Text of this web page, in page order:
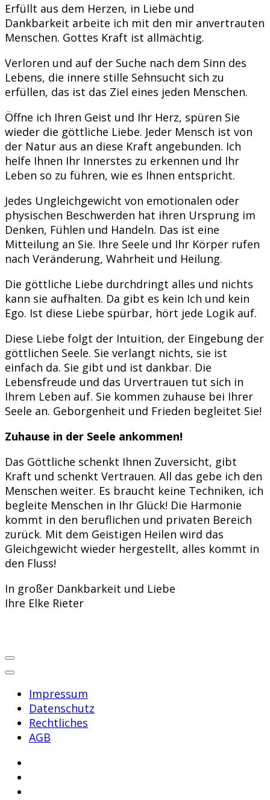
Erfüllt aus dem Herzen, in Liebe und
Dankbarkeit arbeite ich mit den mir anvertrauten
Menschen. Gottes Kraft ist allmächtig.
Verloren und auf der Suche nach dem Sinn des
Lebens, die innere stille Sehnsucht sich zu
erfüllen, das ist das Ziel eines jeden Menschen.
Öffne ich Ihren Geist und Ihr Herz, spüren Sie
wieder die göttliche Liebe. Jeder Mensch ist von
der Natur aus an diese Kraft angebunden. Ich
helfe Ihnen Ihr Innerstes zu erkennen und Ihr
Leben so zu führen, wie es Ihnen entspricht.
Jedes Ungleichgewicht von emotionalen oder
physischen Beschwerden hat ihren Ursprung im
Denken, Fühlen und Handeln. Das ist eine
Mitteilung an Sie. Ihre Seele und Ihr Körper rufen
nach Veränderung, Wahrheit und Heilung.
Die göttliche Liebe durchdringt alles und nichts
kann sie aufhalten. Da gibt es kein Ich und kein
Ego. Ist diese Liebe spürbar, hört jede Logik auf.
Diese Liebe folgt der Intuition, der Eingebung der
göttlichen Seele. Sie verlangt nichts, sie ist
einfach da. Sie gibt und ist dankbar. Die
Lebensfreude und das Urvertrauen tut sich in
Ihrem Leben auf. Sie kommen zuhause bei Ihrer
Seele an. Geborgenheit und Frieden begleitet Sie!
Zuhause in der Seele ankommen!
Das Göttliche schenkt Ihnen Zuversicht, gibt
Kraft und schenkt Vertrauen. All das gebe ich den
Menschen weiter. Es braucht keine Techniken, ich
begleite Menschen in Ihr Glück! Die Harmonie
kommt in den beruflichen und privaten Bereich
zurück. Mit dem Geistigen Heilen wird das
Gleichgewicht wieder hergestellt, alles kommt in
den Fluss!
In großer Dankbarkeit und Liebe
Ihre Elke Rieter
Impressum
Datenschutz
Rechtliches
AGB